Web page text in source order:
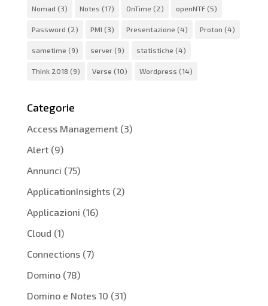
Nomad (3) Notes (17) OnTime (2) openNTF(5)
Password (2) PMI (3) Presentazione (4) Proton (4)
sametime (9) server(9) statistiche (4)
Think 2018 (9) Verse (10) Wordpress (14)
Categorie
Access Management(3)
Alert(9)
Annunci (75)
ApplicationInsights(2)
Applicazioni (16)
Cloud (1)
Connections(7)
Domino(78)
Domino e Notes 10 (31)